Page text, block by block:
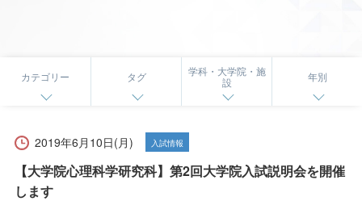
保護者の方へ 卒業生の方へ
カテゴリー タグ
学科・大学院・施
設
年別
2019年6月10日(月) 入試情報
【大学院心理科学研究科】第2回大学院入試説明会を開催
します